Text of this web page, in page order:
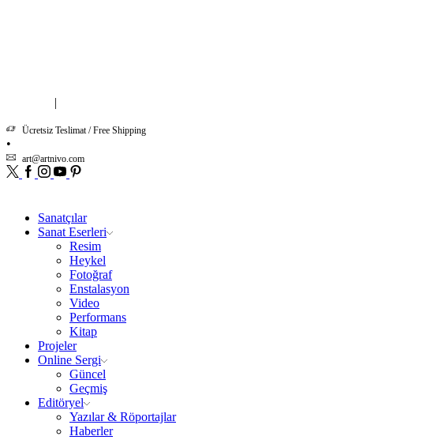
|
Ücretsiz Teslimat / Free Shipping
art@artnivo.com
TwitterFacebook
Instagram
YoutubePinterest
Sanatçılar
Sanat Eserleri
Resim
Heykel
Fotoğraf
Enstalasyon
Video
Performans
Kitap
Projeler
Online Sergi
Güncel
Geçmiş
Editöryel
Yazılar & Röportajlar
Haberler